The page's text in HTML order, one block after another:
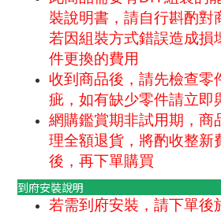
裝說明書，請自行斟酌對
若因組裝方式錯誤造成損
件更換的費用
收到商品後，請先檢查零
疵，如有缺少零件請立即
網購鑑賞期非試用期，商
理全額退貨，將酌收整新
後，再下單購買
到府安裝說明
若需到府安裝， 請下單後